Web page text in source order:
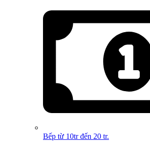
Bếp từ 10tr đến 20 tr.